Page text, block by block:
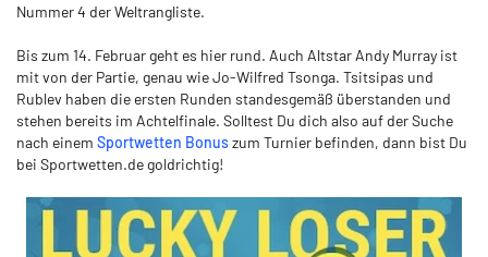
Nummer 4 der Weltrangliste.
Bis zum 14. Februar geht es hier rund. Auch Altstar Andy Murray ist
mit von der Partie, genau wie Jo-Wilfred Tsonga. Tsitsipas und
Rublev haben die ersten Runden standesgemäß überstanden und
stehen bereits im Achtelfinale. Solltest Du dich also auf der Suche
nach einem Sportwetten Bonuszum Turnier befinden, dann bist Du
bei Sportwetten.de goldrichtig!